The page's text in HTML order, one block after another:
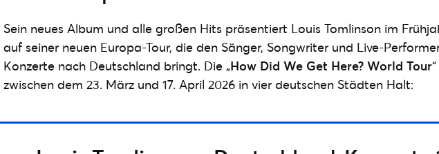
Sein neues Album und alle großen Hits präsentiert Louis Tomlinson im
auf seiner neuen Europa-Tour, die den Sänger, Songwriter und Live-
Konzerte nach Deutschland bringt. Die „How Did We Get Here? World Tour
zwischen dem 23. März und 17. April 2026 in vier deutschen Städten Halt: